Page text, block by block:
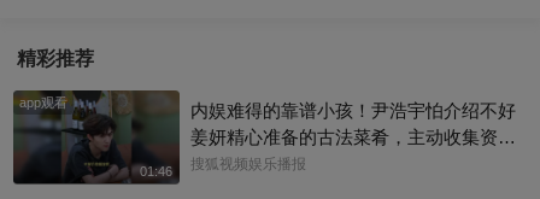
精彩推荐
app观看
01:46
内娱难得的靠谱小孩！尹浩宇怕介绍不好
姜妍精心准备的古法菜肴，主动收集资料
做PDF菜单，标注菜品地域背景配图，连
搜狐视频娱乐播报